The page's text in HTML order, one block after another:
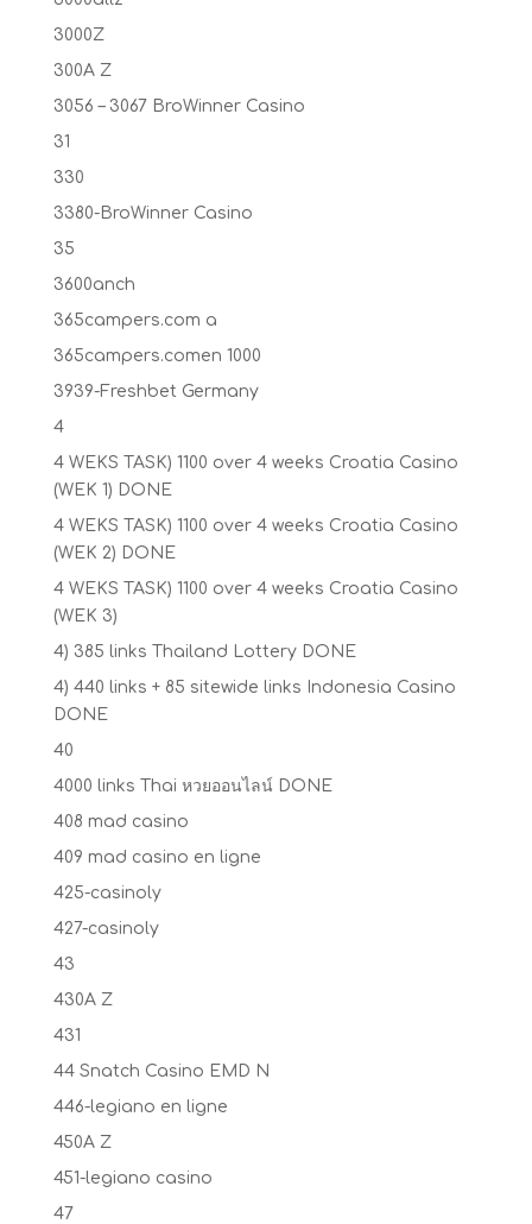
3000Z
300A Z
3056 – 3067 BroWinner Casino
31
330
3380-BroWinner Casino
35
3600anch
365campers.com a
365campers.comen 1000
3939-Freshbet Germany
4
4 WEKS TASK) 1100 over 4 weeks Croatia Casino
(WEK 1) DONE
4 WEKS TASK) 1100 over 4 weeks Croatia Casino
(WEK 2) DONE
4 WEKS TASK) 1100 over 4 weeks Croatia Casino
(WEK 3)
4) 385 links Thailand Lottery DONE
4) 440 links + 85 sitewide links Indonesia Casino
DONE
40
4000 links Thai หวยออนไลน์ DONE
408 mad casino
409 mad casino en ligne
425-casinoly
427-casinoly
43
430A Z
431
44 Snatch Casino EMD N
446-legiano en ligne
450A Z
451-legiano casino
47